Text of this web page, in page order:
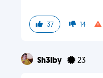
37 14
Sh3lby 23